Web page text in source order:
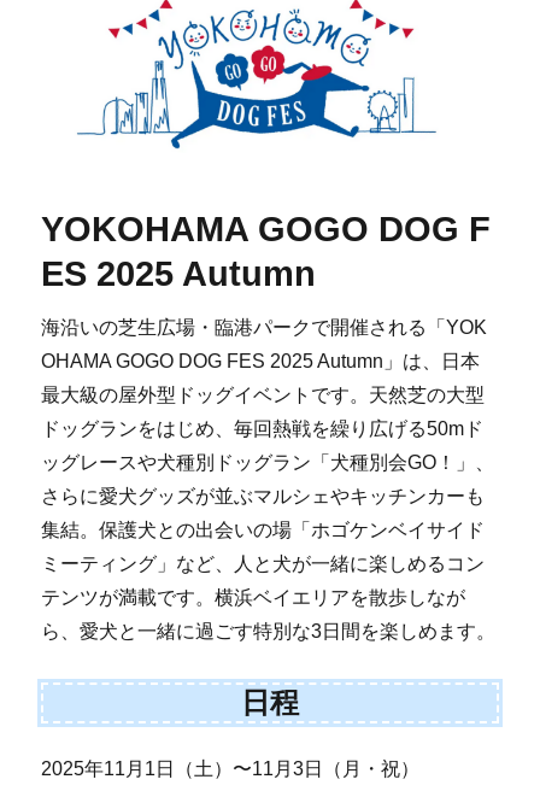
YOKOHAMA GOGO DOG F
ES 2025 Autumn
海沿いの芝生広場・臨港パークで開催される「YOK
OHAMA GOGO DOG FES 2025 Autumn」は、日本
最大級の屋外型ドッグイベントです。天然芝の大型
ドッグランをはじめ、毎回熱戦を繰り広げる50mド
ッグレースや犬種別ドッグラン「犬種別会GO！」、
さらに愛犬グッズが並ぶマルシェやキッチンカーも
集結。保護犬との出会いの場「ホゴケンベイサイド
ミーティング」など、人と犬が一緒に楽しめるコン
テンツが満載です。横浜ベイエリアを散歩しなが
ら、愛犬と一緒に過ごす特別な3日間を楽しめます。
日程
2025年11月1日（土）〜11月3日（月・祝）